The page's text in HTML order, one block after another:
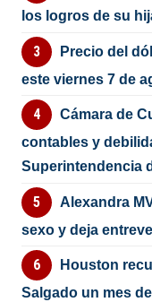
los logros de su
Precio del
este viernes 7 de
Cámara de
contables y
Superintendencia
Alexandra
sexo y deja
Houston
Salgado un mes